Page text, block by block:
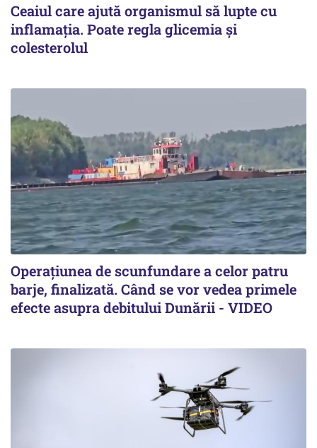
Ceaiul care ajută organismul să lupte cu
inflamația. Poate regla glicemia și
colesterolul
Operațiunea de scunfundare a celor patru
barje, finalizată. Când se vor vedea primele
efecte asupra debitului Dunării - VIDEO